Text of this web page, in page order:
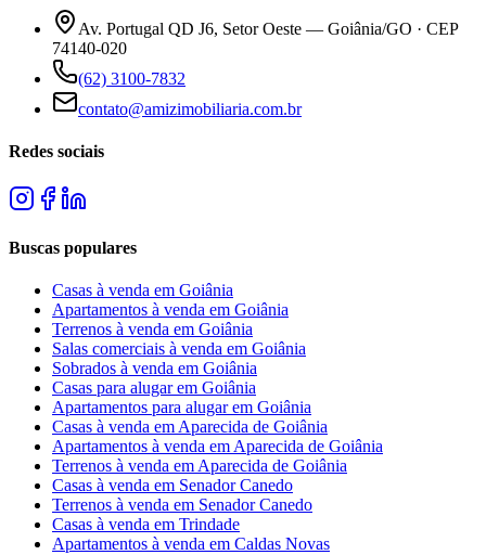
Av. Portugal QD J6, Setor Oeste — Goiânia/GO · CEP
74140-020
(62) 3100-7832
contato@amizimobiliaria.com.br
Redes sociais
Buscas populares
Casas à venda em Goiânia
Apartamentos à venda em Goiânia
Terrenos à venda em Goiânia
Salas comerciais à venda em Goiânia
Sobrados à venda em Goiânia
Casas para alugar em Goiânia
Apartamentos para alugar em Goiânia
Casas à venda em Aparecida de Goiânia
Apartamentos à venda em Aparecida de Goiânia
Terrenos à venda em Aparecida de Goiânia
Casas à venda em Senador Canedo
Terrenos à venda em Senador Canedo
Casas à venda em Trindade
Apartamentos à venda em Caldas Novas